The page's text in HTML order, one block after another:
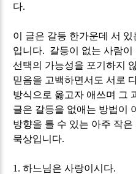
다.
이 글은 갈등 한가운데 서
입니다. 갈등이 없는 사람이
선택의 가능성을 포기하지
믿음을 고백하면서도 서로
방식으로 옳고자 애쓰며 그
글은 갈등을 없애는 방법이
방향을 틀 수 있는 아주 작
묵상입니다.
1.하느님은 사랑이시다.